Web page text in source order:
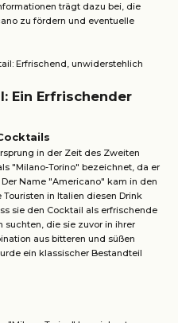
trägt dazu bei, die
zu fördern und eventuelle
Erfrischend, unwiderstehlich
Ein Erfrischender
in der Zeit des Zweiten
"Milano-Torino" bezeichnet, da er
Name "Americano" kam in den
in Italien diesen Drink
sie den Cocktail als erfrischende
suchten, die sie zuvor in ihrer
aus bitteren und süßen
ein klassischer Bestandteil